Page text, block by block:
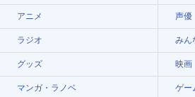
アニメ 声優
ラジオ みん
グッズ 映画
マンガ・ラノベ ゲー